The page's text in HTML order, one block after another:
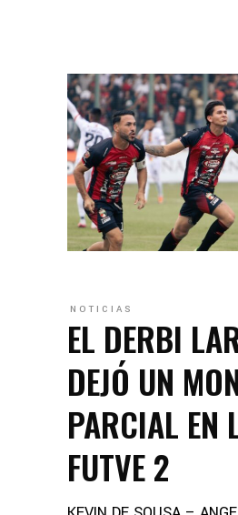
NOTICIAS
EL DERBI
DEJÓ UN
PARCIAL EN
FUTVE 2